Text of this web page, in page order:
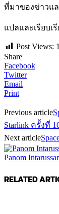
ที่มาของข่าวแ
แปลและเรียบเ
Post Views:
Share
Facebook
Twitter
Email
Print
Previous article
Starlink ครั้งที่
Next article
Panom
RELATED